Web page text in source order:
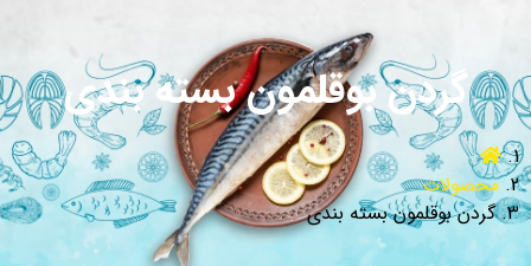
گردن بوقلمون بسته بندی
محصولات
گردن بوقلمون بسته بندی